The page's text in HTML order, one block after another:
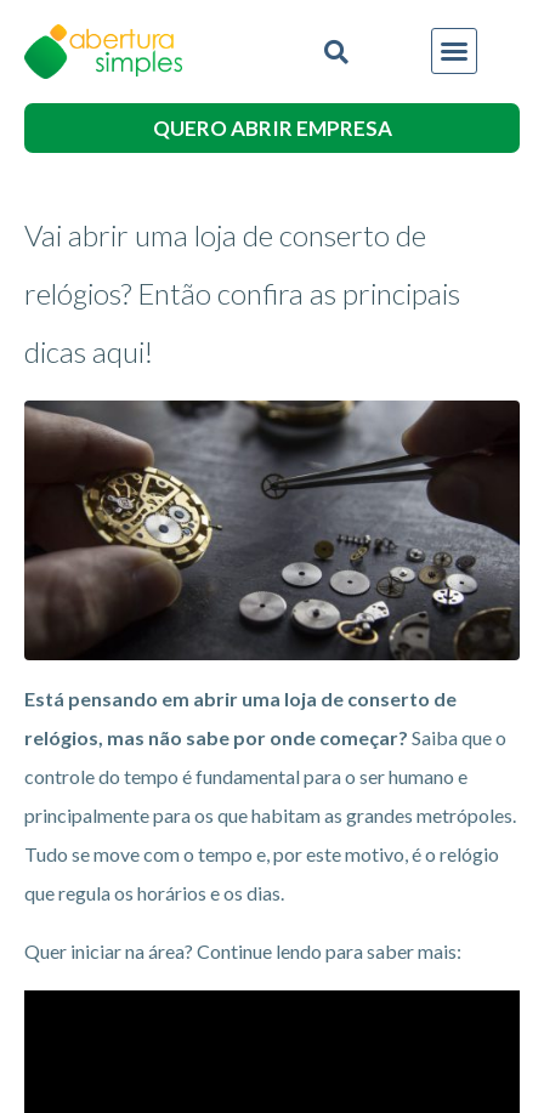
QUERO ABRIR EMPRESA
Vai abrir uma loja de conserto de
relógios? Então confira as principais
dicas aqui!
Está pensando em abrir uma loja de conserto de
relógios, mas não sabe por onde começar? Saiba que o
controle do tempo é fundamental para o ser humano e
principalmente para os que habitam as grandes metrópoles.
Tudo se move com o tempo e, por este motivo, é o relógio
que regula os horários e os dias.
Quer iniciar na área? Continue lendo para saber mais: